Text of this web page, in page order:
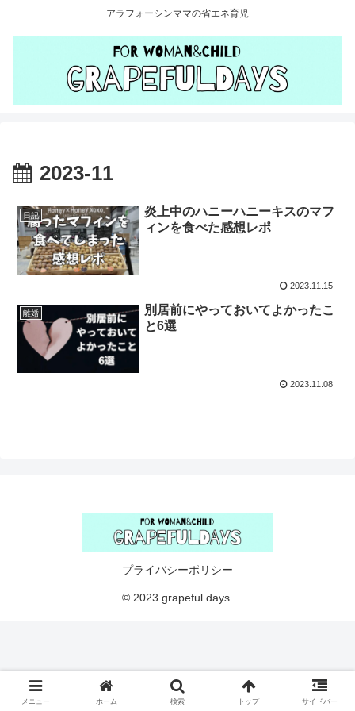
アラフォーシンママの省エネ育児
2023-11
日記
炎上中のハニーハニーキスのマフ
ィンを食べた感想レポ
2023.11.15
離婚
別居前にやっておいてよかったこ
と6選
2023.11.08
プライバシーポリシー
© 2023 grapeful days.
メニュー ホーム 検索 トップ サイドバー